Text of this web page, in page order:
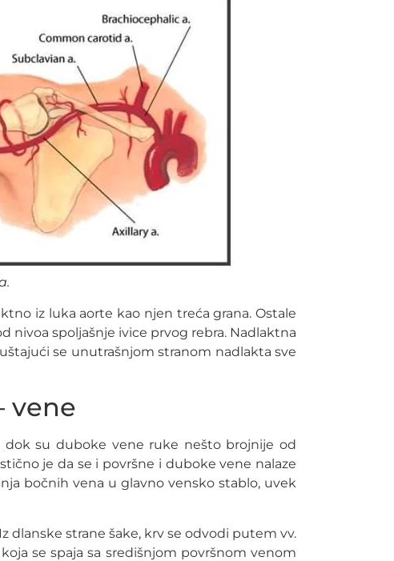
iz luka aorte kao njen treća grana. Ostale
nivoa spoljašnje ivice prvog rebra. Nadlaktna
se unutrašnjom stranom nadlakta sve
vene
dok su duboke vene ruke nešto brojnije od
je da se i površne i duboke vene nalaze
bočnih vena u glavno vensko stablo, uvek
dlanske strane šake, krv se odvodi putem vv.
se spaja sa središnjom površnom venom